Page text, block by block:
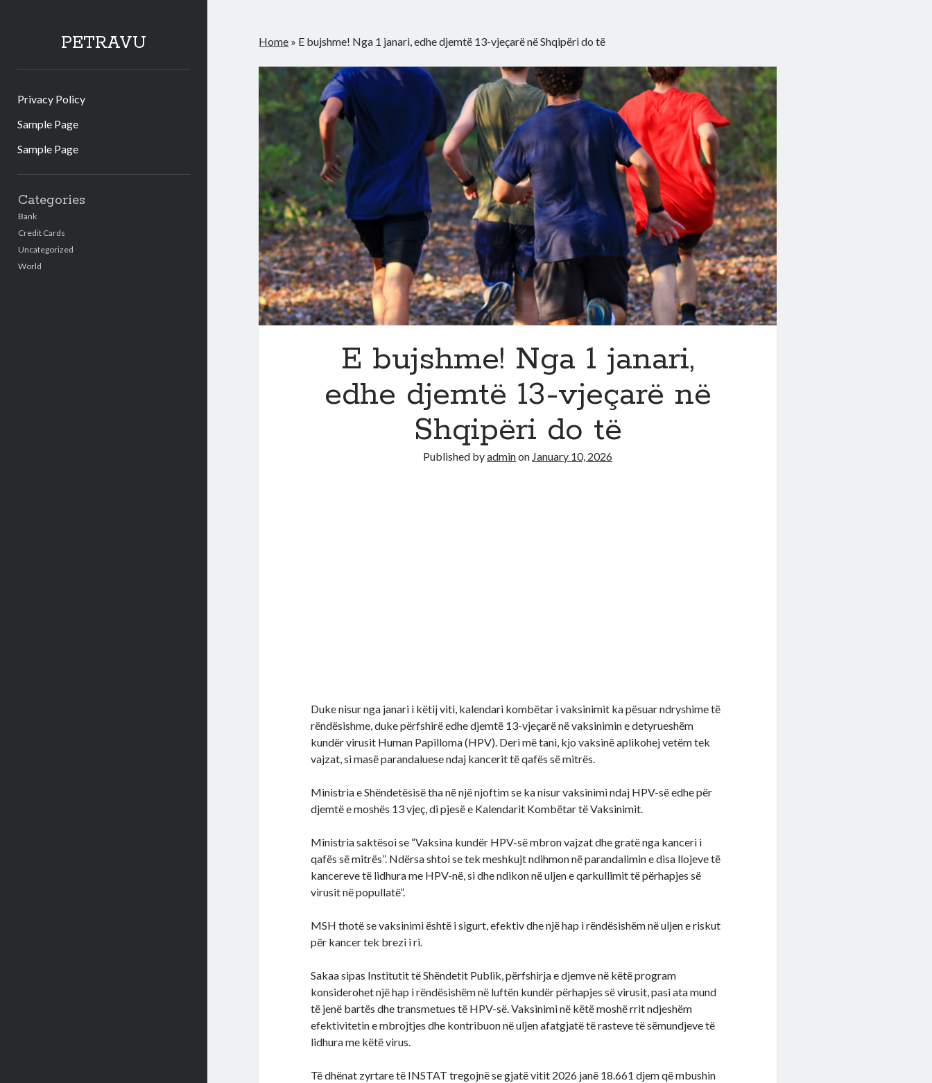
PETRAVU
Privacy Policy
Sample Page
Sample Page
Categories
Bank
Credit Cards
Uncategorized
World
Home » E bujshme! Nga 1 janari, edhe djemtë 13-vjeçarë në Shqipëri do të
E bujshme! Nga 1 janari,
edhe djemtë 13-vjeçarë në
Shqipëri do të
Published byadminon January 10, 2026
Duke nisur nga janari i këtij viti, kalendari kombëtar i vaksinimit ka pësuar ndryshime të
rëndësishme, duke përfshirë edhe djemtë 13-vjeçarë në vaksinimin e detyrueshëm
kundër virusit Human Papilloma (HPV). Deri më tani, kjo vaksinë aplikohej vetëm tek
vajzat, si masë parandaluese ndaj kancerit të qafës së mitrës.
Ministria e Shëndetësisë tha në një njoftim se ka nisur vaksinimi ndaj HPV-së edhe për
djemtë e moshës 13 vjeç, di pjesë e Kalendarit Kombëtar të Vaksinimit.
Ministria saktësoi se “Vaksina kundër HPV-së mbron vajzat dhe gratë nga kanceri i
qafës së mitrës”. Ndërsa shtoi se tek meshkujt ndihmon në parandalimin e disa llojeve të
kancereve të lidhura me HPV-në, si dhe ndikon në uljen e qarkullimit të përhapjes së
virusit në popullatë”.
MSH thotë se vaksinimi është i sigurt, efektiv dhe një hap i rëndësishëm në uljen e riskut
për kancer tek brezi i ri.
Sakaa sipas Institutit të Shëndetit Publik, përfshirja e djemve në këtë program
konsiderohet një hap i rëndësishëm në luftën kundër përhapjes së virusit, pasi ata mund
të jenë bartës dhe transmetues të HPV-së. Vaksinimi në këtë moshë rrit ndjeshëm
efektivitetin e mbrojtjes dhe kontribuon në uljen afatgjatë të rasteve të sëmundjeve të
lidhura me këtë virus.
Të dhënat zyrtare të INSTAT tregojnë se gjatë vitit 2026 janë 18.661 djem që mbushin